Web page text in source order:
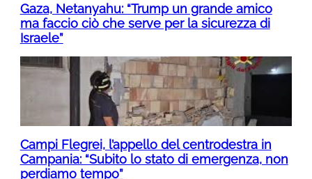
Gaza, Netanyahu: “Trump un grande amico
ma faccio ciò che serve per la sicurezza di
Israele”
Campi Flegrei, l’appello del centrodestra in
Campania: “Subito lo stato di emergenza, non
perdiamo tempo”